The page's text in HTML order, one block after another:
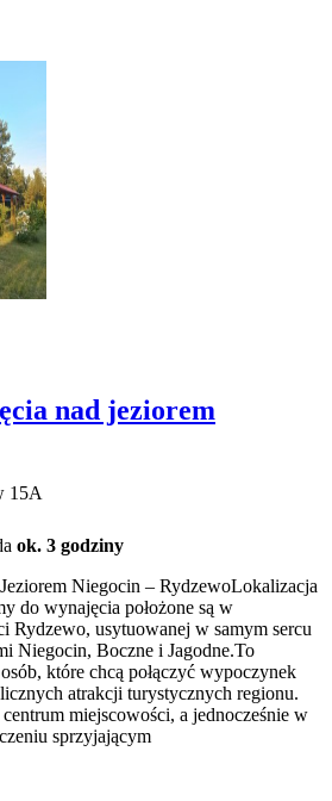
nad jeziorem
15A
ok. 3 godziny
Niegocin – RydzewoLokalizacja
do wynajęcia położone są w
Rydzewo, usytuowanej w samym sercu
Niegocin, Boczne i Jagodne.To
które chcą połączyć wypoczynek
atrakcji turystycznych regionu.
miejscowości, a jednocześnie w
sprzyjającym